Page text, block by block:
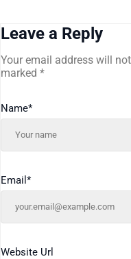
Leave a Reply
Your email address will
marked *
Name*
Email *
Website Url